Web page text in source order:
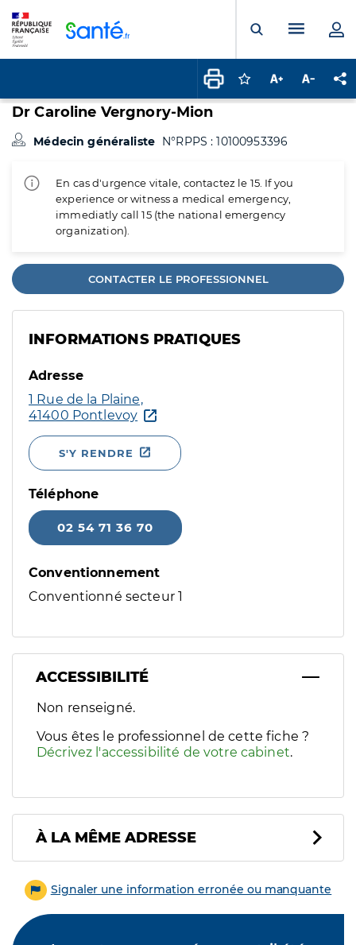
Ouvrir laMenu
Connectez-vous
Augmenter la
Dr Caroline Vergnory-Mion
Médecin généraliste N°RPPS : 10100953396
En cas d'urgence vitale, contactez le 15. If you
experience or witness a medical emergency,
immediatly call 15 (the national emergency
organization).
CONTACTER LE PROFESSIONNEL
INFORMATIONS PRATIQUES
Adresse
1 Rue de la Plaine,
41400 Pontlevoy
S'Y RENDRE
Téléphone
02 54 71 36 70
Conventionnement
Conventionné secteur 1
ACCESSIBILITÉ
Filtres
Sélectionnez un ou plusieurs handicaps/besoins
Non renseigné.
Vous êtes le professionnel de cette fiche ?
Décrivez l'accessibilité de votre cabinet.
À LA MÊME ADRESSE
Signaler une information erronée ou manquante